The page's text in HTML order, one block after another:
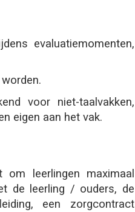
evaluatiemomenten,
voor niet-taalvakken,
eigen aan het vak.
leerlingen maximaal
de leerling / ouders, de
een zorgcontract